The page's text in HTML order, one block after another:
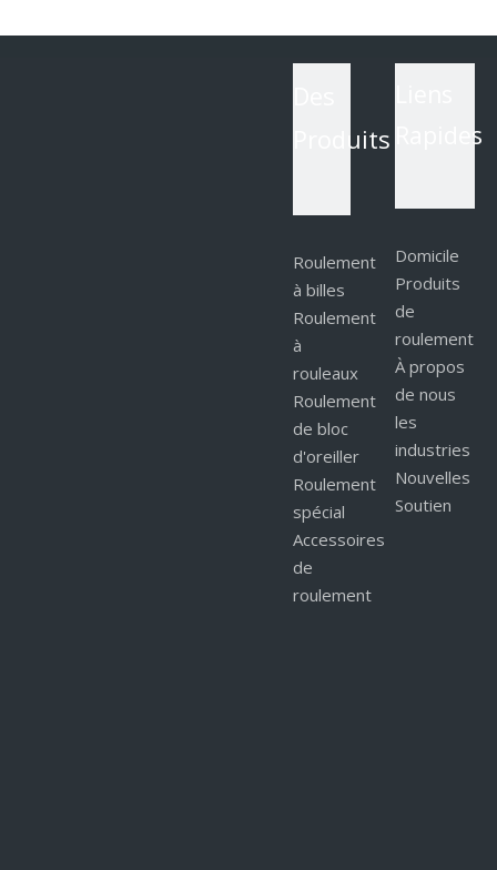
sur:
En vertu d'un:
colle transparente
Produits
Roulement
à billes
Roulement
à
rouleaux
Roulement
de bloc
d'oreiller
Roulement
spécial
Accessoires
de
roulement
Rapides
Domicile
Produits
de
roulement
À propos
de nous
les
industries
Nouvelles
Soutien